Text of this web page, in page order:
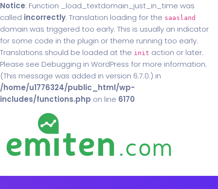
Notice: Function _load_textdomain_just_in_time was
called incorrectly. Translation loading for the saasland
domain was triggered too early. This is usually an indicator
for some code in the plugin or theme running too early.
Translations should be loaded at the init action or later.
Please see Debugging in WordPress for more information.
(This message was added in version 6.7.0.) in
/home/u1776324/public_html/wp-
includes/functions.php on line 6170